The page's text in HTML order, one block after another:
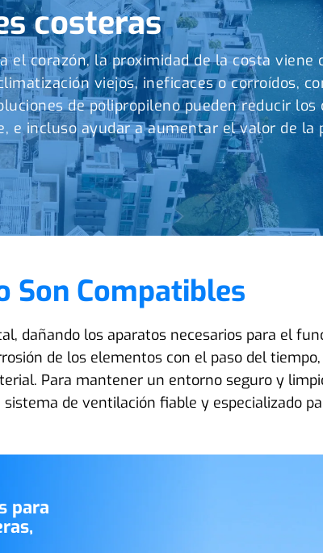
costeras
corazón, la proximidad de la costa viene
viejos, ineficaces o corroídos,
de polipropileno pueden reducir los
e incluso ayudar a aumentar el valor de la
Son Compatibles
dañando los aparatos necesarios para el
de los elementos con el paso del
Para mantener un entorno seguro y
de ventilación fiable y especializado
para